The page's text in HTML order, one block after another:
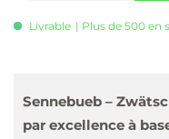
Livrable | Plus de 500 en
Sennebueb –
par excellence à